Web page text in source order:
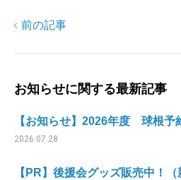
前の記事
お知らせに関する最新記事
【お知らせ】2026年度 球根予
2026.07.28
【PR】後援会グッズ販売中！